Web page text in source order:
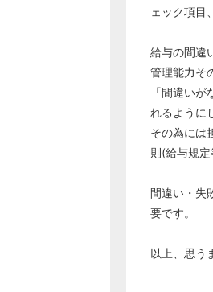
ェック項目
給与の間違
管理能力そ
「間違い
れるように
その為には
則(給与規
間違い・失
要です。
以上、思う